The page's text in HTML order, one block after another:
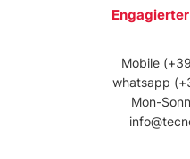
Mobile
whatsapp
Mon-